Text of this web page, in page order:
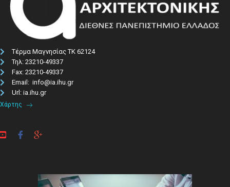
Τέρμα Μαγνησίας ΤΚ 62124
Τηλ: 23210-49337​
Fax: 23210-49337
Email: info@ia.ihu.gr
Url: ia.ihu.gr
Χάρτης